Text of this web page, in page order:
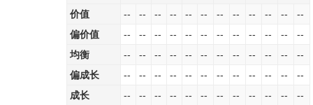
价值 -- -- -- -- -- -- -- -- -- -- --
--
偏价值
-- -- -- -- -- -- -- -- -- -- --
--
均衡
-- -- -- -- -- -- -- -- -- -- --
--
偏成长
-- -- -- -- -- -- -- -- -- -- --
--
成长
-- -- -- -- -- -- -- -- -- -- -- --